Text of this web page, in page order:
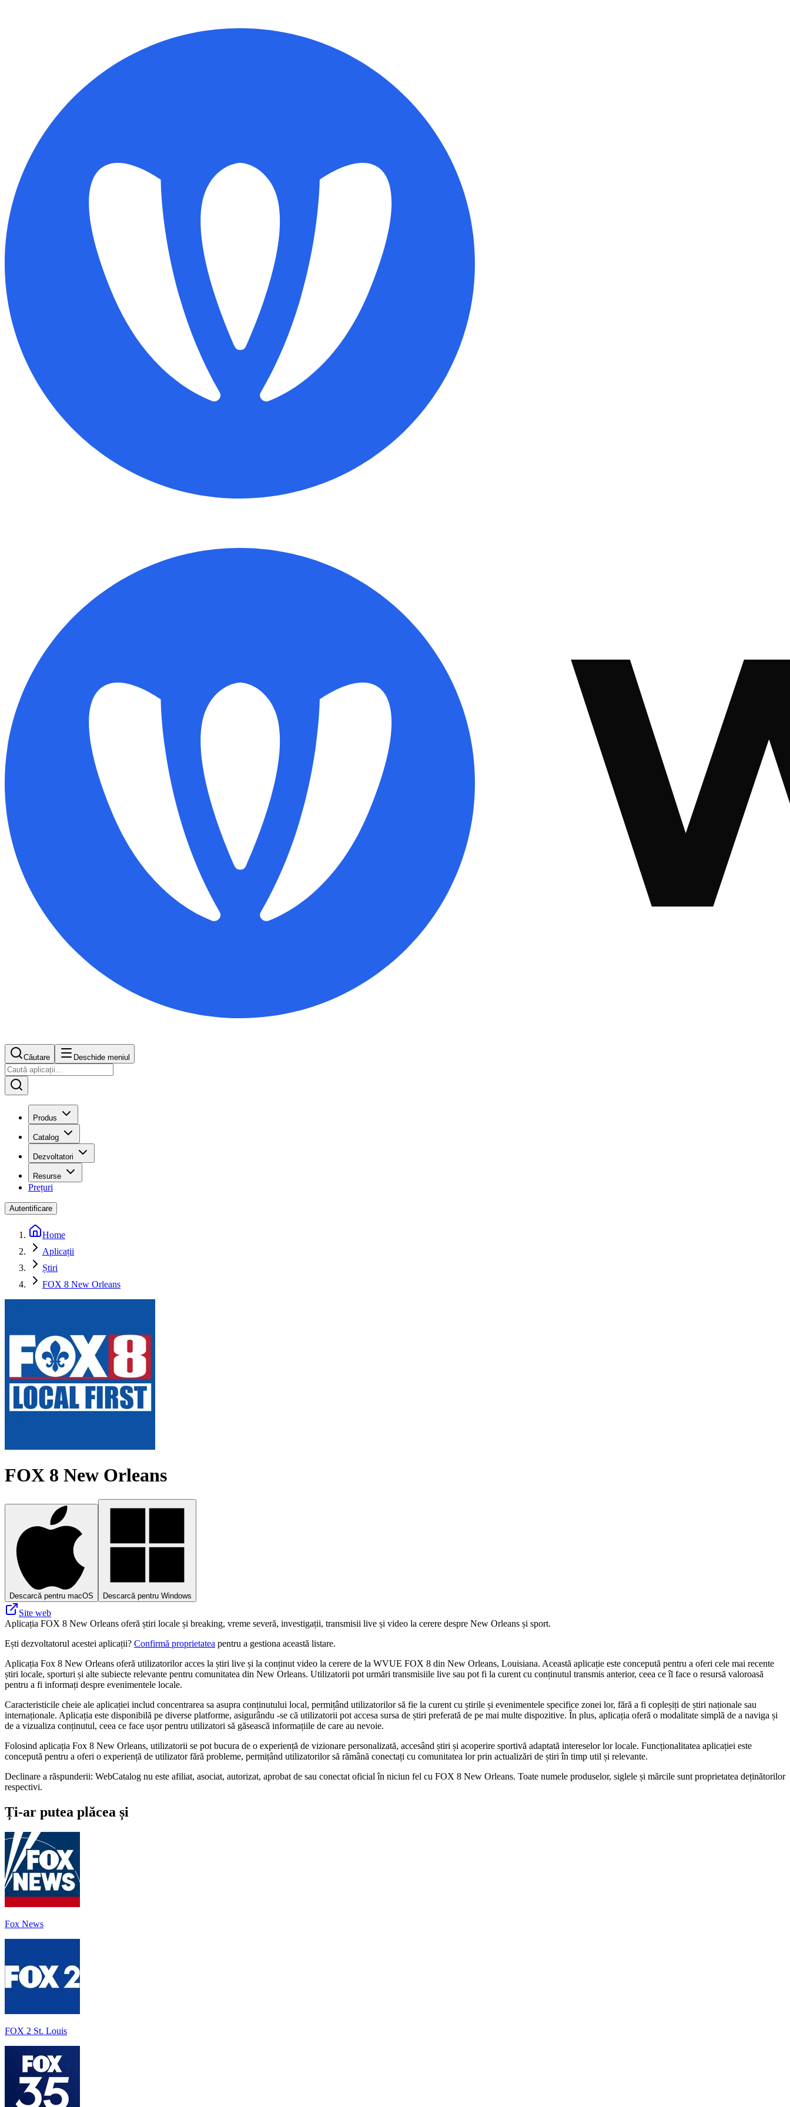
Căutare Deschide meniul
Produs
Catalog
Dezvoltatori
Resurse
Prețuri
Autentificare
Home
Aplicații
Știri
FOX 8 New Orleans
FOX 8 New Orleans
Descarcă pentru macOS Descarcă pentru Windows
Site web
Aplicația FOX 8 New Orleans oferă știri locale și breaking, vreme severă, investigații, transmisii live și video la cerere despre New Orleans și sport.
Ești dezvoltatorul acestei aplicații? Confirmă proprietatea pentru a gestiona această listare.
Aplicația Fox 8 New Orleans oferă utilizatorilor acces la știri live și la conținut video la cerere de la WVUE FOX 8 din New Orleans, Louisiana. Această aplicație este concepută pentru a oferi cele mai recente
știri locale, sporturi și alte subiecte relevante pentru comunitatea din New Orleans. Utilizatorii pot urmări transmisiile live sau pot fi la curent cu conținutul transmis anterior, ceea ce îl face o resursă valoroasă
pentru a fi informați despre evenimentele locale.
Caracteristicile cheie ale aplicației includ concentrarea sa asupra conținutului local, permițând utilizatorilor să fie la curent cu știrile și evenimentele specifice zonei lor, fără a fi copleșiți de știri naționale sau
internaționale. Aplicația este disponibilă pe diverse platforme, asigurându -se că utilizatorii pot accesa sursa de știri preferată de pe mai multe dispozitive. În plus, aplicația oferă o modalitate simplă de a naviga și
de a vizualiza conținutul, ceea ce face ușor pentru utilizatori să găsească informațiile de care au nevoie.
Folosind aplicația Fox 8 New Orleans, utilizatorii se pot bucura de o experiență de vizionare personalizată, accesând știri și acoperire sportivă adaptată intereselor lor locale. Funcționalitatea aplicației este
concepută pentru a oferi o experiență de utilizator fără probleme, permițând utilizatorilor să rămână conectați cu comunitatea lor prin actualizări de știri în timp util și relevante.
Declinare a răspunderii: WebCatalog nu este afiliat, asociat, autorizat, aprobat de sau conectat oficial în niciun fel cu FOX 8 New Orleans. Toate numele produselor, siglele și mărcile sunt proprietatea deținătorilor
respectivi.
Ți-ar putea plăcea și
Fox News
FOX 2 St. Louis